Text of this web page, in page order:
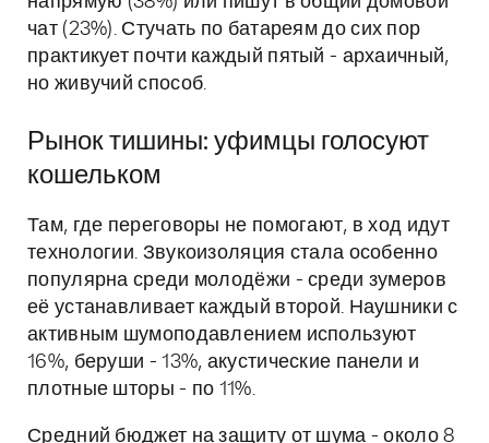
чат (23%). Стучать по батареям до сих пор
практикует почти каждый пятый - архаичный,
но живучий способ.
Рынок тишины: уфимцы голосуют
кошельком
Там, где переговоры не помогают, в ход идут
технологии. Звукоизоляция стала особенно
популярна среди молодёжи - среди зумеров
её устанавливает каждый второй. Наушники с
активным шумоподавлением используют
16%, беруши - 13%, акустические панели и
плотные шторы - по 11%.
Средний бюджет на защиту от шума - около 8